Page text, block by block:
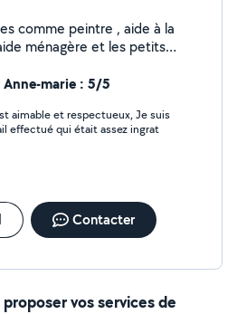
, aide à la
et les petits
marie : 5/5
aimable et respectueux, Je suis
effectué qui était assez ingrat
Contacter
vos services de